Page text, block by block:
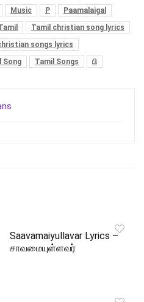
Music P
Paamalaigal
Tamil christian song lyrics
songs lyrics
Song Tamil Songs பி
Saavamaiyullavar Lyrics –
சாவமையுள்ளவர்